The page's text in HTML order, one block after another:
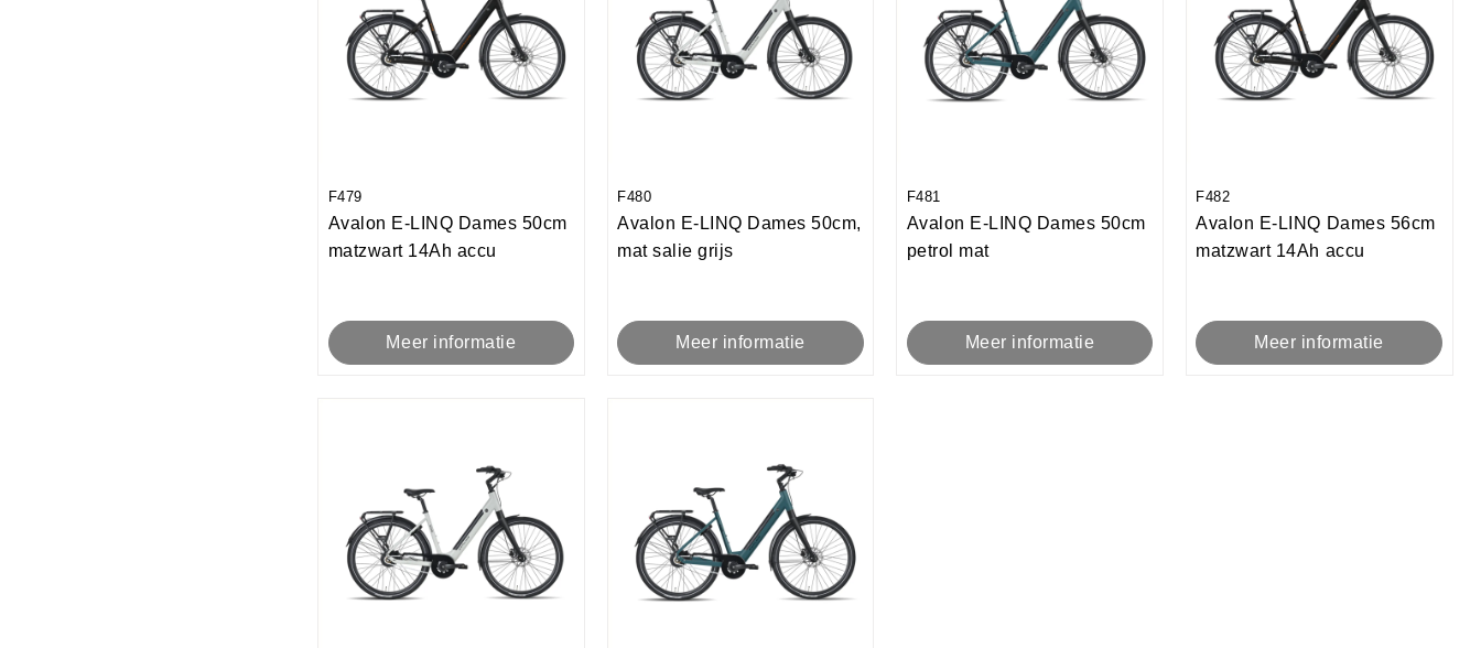
F479
Avalon E-LINQ Dames 50cm
matzwart 14Ah accu
Meer informatie
F480
Avalon E-LINQ Dames 50cm,
mat salie grijs
Meer informatie
F481
Avalon E-LINQ Dames 50cm
petrol mat
Meer informatie
F482
Avalon E-LINQ Dames 56cm
matzwart 14Ah accu
Meer informatie